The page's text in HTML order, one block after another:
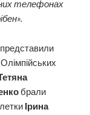
телефонах
брали
Ірина